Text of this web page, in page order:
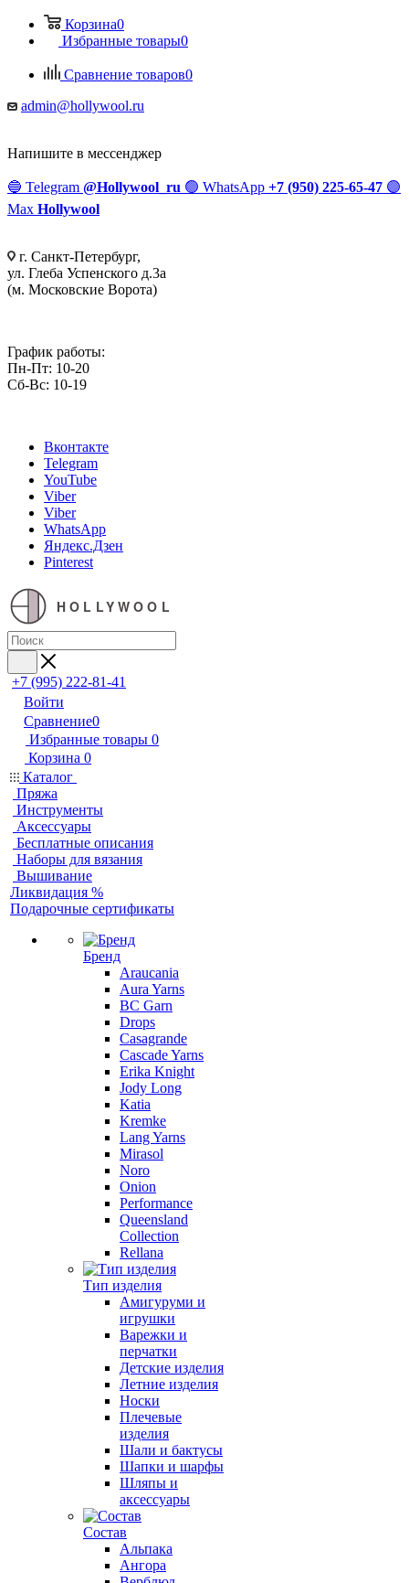
Корзина0
Избранные товары0
Сравнение товаров0
admin@hollywool.ru
Напишите в мессенджер
🔵 Telegram @Hollywool_ru 🟢 WhatsApp +7 (950) 225-65-47 🟣
Max Hollywool
г. Санкт-Петербург,
ул. Глеба Успенского д.3а
(м. Московские Ворота)
График работы:
Пн-Пт: 10-20
Сб-Вс: 10-19
Вконтакте
Telegram
YouTube
Viber
Viber
WhatsApp
Яндекс.Дзен
Pinterest
HOLLYWOOL
+7 (995) 222-81-41
Войти
Сравнение0
Избранные товары 0
Корзина 0
Каталог
Пряжа
Инструменты
Аксессуары
Бесплатные описания
Наборы для вязания
Вышивание
Ликвидация %
Подарочные сертификаты
Бренд
Araucania
Aura Yarns
BC Garn
Drops
Casagrande
Cascade Yarns
Erika Knight
Jody Long
Katia
Kremke
Lang Yarns
Mirasol
Noro
Onion
Performance
Queensland
Collection
Rellana
Тип изделия
Амигуруми и
игрушки
Варежки и
перчатки
Детские изделия
Летние изделия
Носки
Плечевые
изделия
Шали и бактусы
Шапки и шарфы
Шляпы и
аксессуары
Состав
Альпака
Ангора